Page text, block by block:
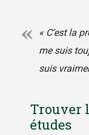
« C’est la
me suis
suis
Trouver
études